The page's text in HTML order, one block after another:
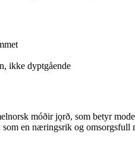
ikke dyptgående
móðir jǫrð, som betyr
som en næringsrik og